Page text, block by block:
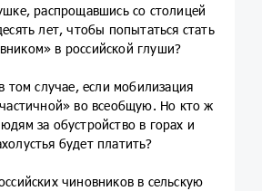
распрощавшись со столицей
лет, чтобы попытаться стать
в российской глуши?
том случае, если мобилизация
во всеобщую. Но кто ж
за обустройство в горах и
будет платить?
чиновников в сельскую